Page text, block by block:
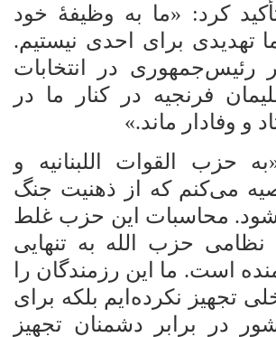
کرد: «ما به وظیفۀ خود
تهدیدی برای احدی نیستیم.
در انتخابات
فرنجیه در کنار ما در
و وفادار ماند.»
حزب القوات اللبنانیه و
می‌کنم که از ذهنیت جنگ
محاسبات این حزب غلط
حزب الله به تنهایی
است. ما این رزمندگان را
تجهیز نکرده‌ایم بلکه برای
در برابر دشمنان تجهیز